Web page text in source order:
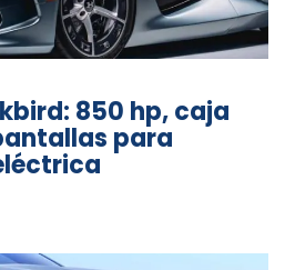
850 hp, caja
para